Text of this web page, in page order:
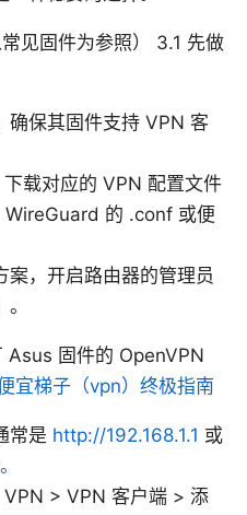
见固件为参照） 3.1 先做
确保其固件支持 VPN 客
载对应的 VPN 配置文件
WireGuard 的 .conf 或便
案，开启路由器的管理员
固件的 OpenVPN
宜梯子（vpn）终极指南
常是 http://192.168.1.1 或
> VPN 客户端 > 添